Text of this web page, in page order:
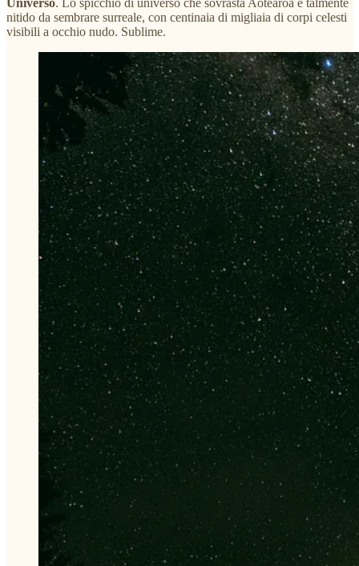
Universo. Lo spicchio di universo che sovrasta Aotearoa è talmente
nitido da sembrare surreale, con centinaia di migliaia di corpi celesti
visibili a occhio nudo. Sublime.